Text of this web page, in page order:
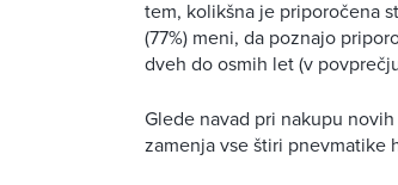
tem, kolikšna je priporočena
(77%) meni, da poznajo
dveh do osmih let (v
Glede navad pri nakupu
zamenja vse štiri pnevmatike